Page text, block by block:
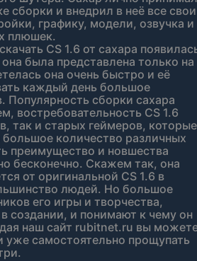
сборки и внедрил в неё все свои
графику, модели, озвучка и
плюшек.
CS 1.6 от сахара
была представлена только на
она очень быстро и её
каждый день большое
Популярность сборки сахара
востребовательность CS 1.6
так и старых геймеров, которые
количество различных
преимущество и новшества
бесконечно. Скажем так, она
от оригинальной CS 1.6 в
людей. Но большое
его игры и творчества,
создании, и понимают к чему он
наш сайт rubitnet.ru вы
уже самостоятельно прощупать